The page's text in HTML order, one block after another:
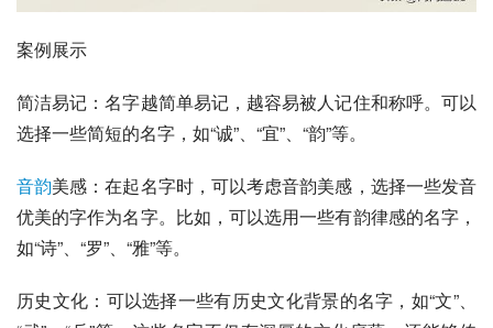
案例展示
简洁易记：名字越简单易记，越容易被人记住和称呼。可以
选择一些简短的名字，如“诚”、“宜”、“韵”等。
音韵美感：在起名字时，可以考虑音韵美感，选择一些发音
优美的字作为名字。比如，可以选用一些有韵律感的名字，
如“诗”、“罗”、“雅”等。
历史文化：可以选择一些有历史文化背景的名字，如“文”、